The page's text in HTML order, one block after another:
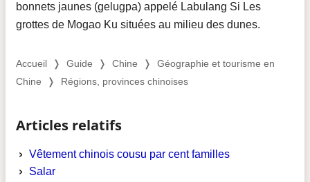
bonnets jaunes (gelugpa) appelé Labulang Si Les
grottes de Mogao Ku situées au milieu des dunes.
Accueil ❭ Guide ❭ Chine ❭ Géographie et tourisme en
Chine ❭ Régions, provinces chinoises
Articles relatifs
Vêtement chinois cousu par cent familles
Salar